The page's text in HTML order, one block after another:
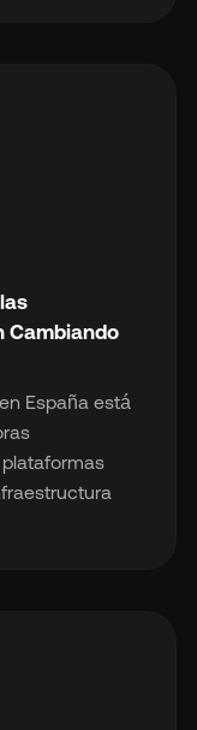
Cambiando
España está